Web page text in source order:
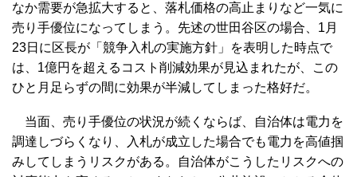
なか需要が急拡大すると、落札価格の高止まりなど一気に
売り手優位になってしまう。先述の世田谷区の場合、1月
23日に区長が「競争入札の実施方針」を表明した時点で
は、1億円を超えるコスト削減効果が見込まれたが、この
ひと月足らずの間に効果が半減してしまった格好だ。
当面、売り手優位の状況が続くならば、自治体は電力を
調達しづらくなり、入札が成立した場合でも電力を高値掴
みしてしまうリスクがある。自治体がこうしたリスクへの